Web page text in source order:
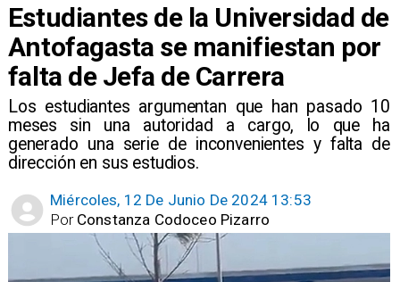
Estudiantes de la Universidad de
Antofagasta se manifiestan por
falta de Jefa de Carrera
​Los estudiantes argumentan que han pasado 10
meses sin una autoridad a cargo, lo que ha
generado una serie de inconvenientes y falta de
dirección en sus estudios.
Miércoles, 12 De Junio De 2024 13:53
Constanza Codoceo Pizarro
Por